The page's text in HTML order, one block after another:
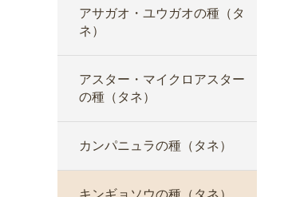
アサガオ・ユウガオの種（タ
ネ）
アスター・マイクロアスター
の種（タネ）
カンパニュラの種（タネ）
キンギョソウの種（タネ）